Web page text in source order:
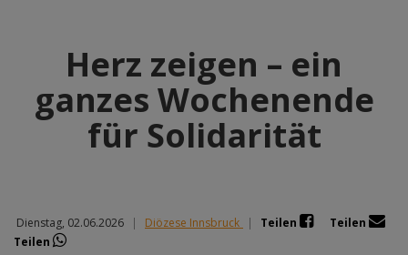
Herz zeigen – ein
ganzes Wochenende
für Solidarität
Dienstag, 02.06.2026 | Diözese Innsbruck | Teilen
Teilen
Teilen